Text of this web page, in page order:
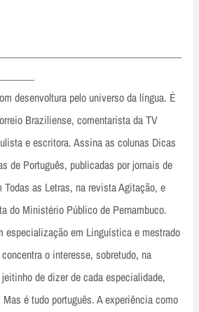
desenvoltura pelo universo da língua. É
Braziliense, comentarista da TV
e escritora. Assina as colunas Dicas
de Português, publicadas por jornais de
Todas as Letras, na revista Agitação, e
do Ministério Público de Pernambuco.
especialização em Linguística e mestrado
o interesse, sobretudo, na
de dizer de cada especialidade,
é tudo português. A experiência como